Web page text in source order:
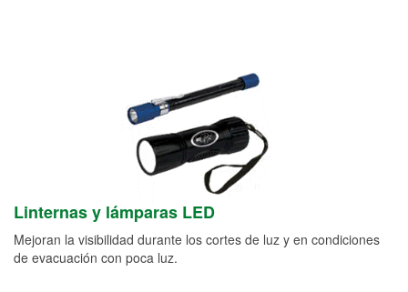
Linternas y lámparas LED
Mejoran la visibilidad durante los cortes de luz y en condiciones
de evacuación con poca luz.